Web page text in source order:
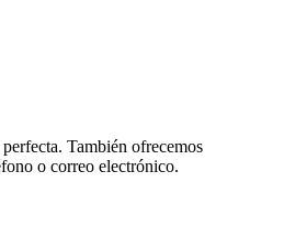
También ofrecemos
o correo electrónico.